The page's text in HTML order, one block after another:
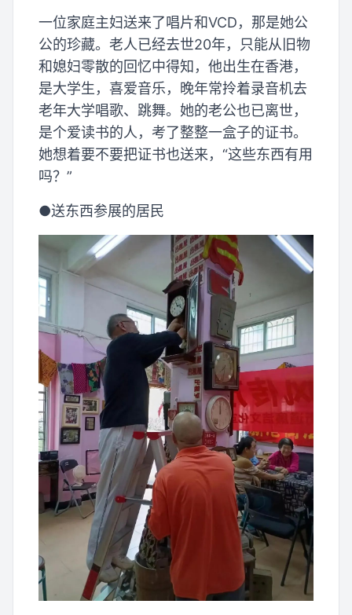
一位家庭主妇送来了唱片和VCD，那是她公
公的珍藏。老人已经去世20年，只能从旧物
和媳妇零散的回忆中得知，他出生在香港，
是大学生，喜爱音乐，晚年常拎着录音机去
老年大学唱歌、跳舞。她的老公也已离世，
是个爱读书的人，考了整整一盒子的证书。
她想着要不要把证书也送来，“这些东西有用
吗？”
●送东西参展的居民